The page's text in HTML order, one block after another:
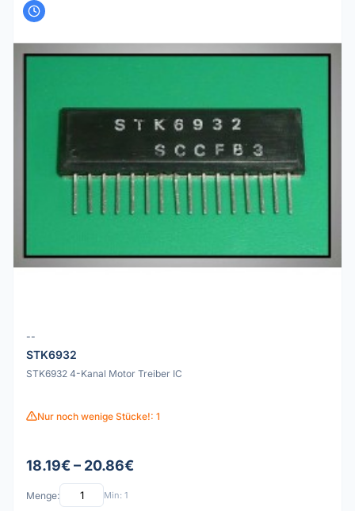
--
STK6932
STK6932 4-Kanal Motor Treiber IC
Nur noch wenige Stücke!: 1
18.19€ – 20.86€
Menge: Min: 1